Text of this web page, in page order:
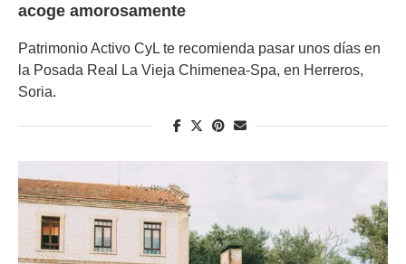
acoge amorosamente
Patrimonio Activo CyL te recomienda pasar unos días en
la Posada Real La Vieja Chimenea-Spa, en Herreros,
Soria.